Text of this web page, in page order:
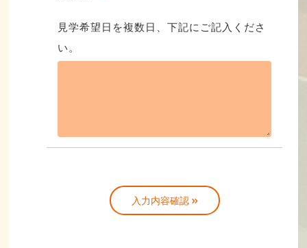
見学希望日を複数日、下記にご記入くださ
い。